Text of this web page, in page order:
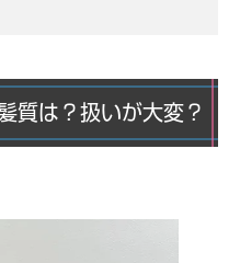
質は？扱いが大変？